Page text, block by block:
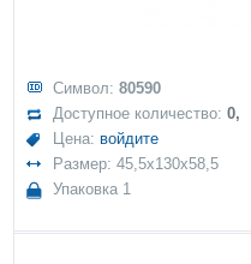
Символ:80590
Доступное количество:0,
Цена: войдите
Размер: 45,5x130x58,5
Упаковка 1